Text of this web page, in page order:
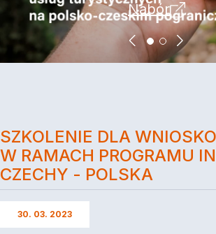
Nabór
SZKOLENIE DLA
W RAMACH PROGRAMU
CZECHY - POLSKA
30. 03. 2023